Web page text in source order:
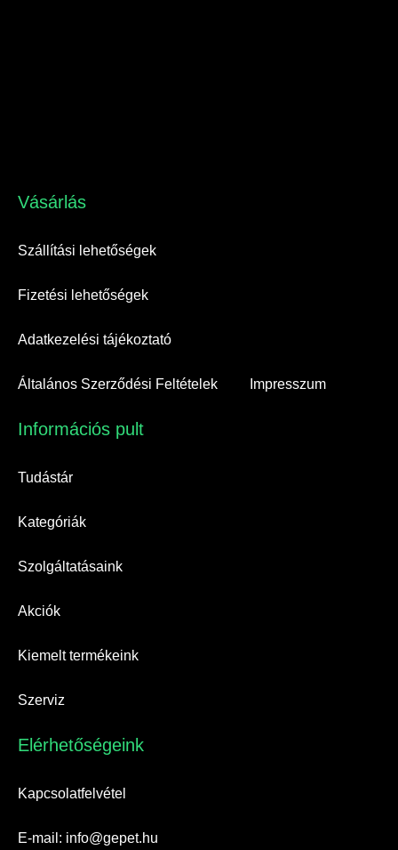
Vásárlás​
Szállítási lehetőségek
Fizetési lehetőségek
Adatkezelési tájékoztató
Általános Szerződési Feltételek Impresszum
Információs pult​
Tudástár
Kategóriák
Szolgáltatásaink
Akciók
Kiemelt termékeink
Szerviz
Elérhetőségeink​
Kapcsolatfelvétel
E-mail: info@gepet.hu